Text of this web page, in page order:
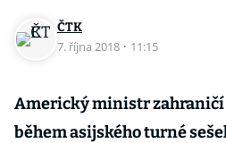
ČTK
7. října 2018 · 11:15
Americký ministr zahraničí
během asijského turné